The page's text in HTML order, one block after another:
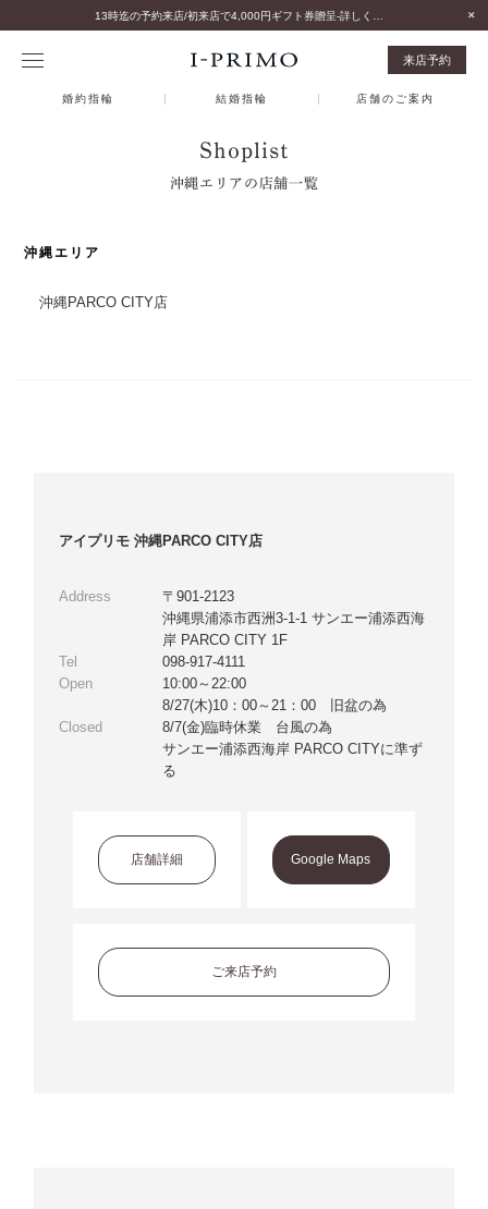
来店予約
婚約指輪 結婚指輪 店舗のご案内
Shoplist
沖縄エリアの店舗一覧
沖縄エリア
沖縄PARCO CITY店
アイプリモ 沖縄PARCO CITY店
Address
〒901-2123
沖縄県浦添市西洲3-1-1 サンエー浦添西海
岸 PARCO CITY 1F
Tel
098-917-4111
Open
10:00～22:00
8/27(木)10：00～21：00 旧盆の為
Closed
8/7(金)臨時休業 台風の為
サンエー浦添西海岸 PARCO CITYに準ず
る
店舗詳細 Google Maps
ご来店予約